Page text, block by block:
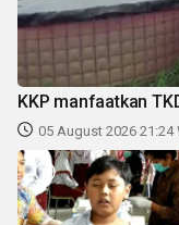
KKP manfaatkan
05 August 2026 21:24